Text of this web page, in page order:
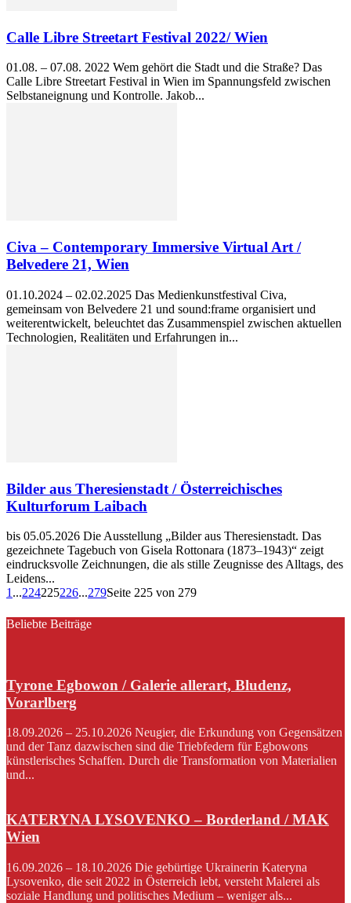
Calle Libre Streetart Festival 2022/ Wien
01.08. – 07.08. 2022 Wem gehört die Stadt und die Straße? Das
Calle Libre Streetart Festival in Wien im Spannungsfeld zwischen
Selbstaneignung und Kontrolle. Jakob...
Civa – Contemporary Immersive Virtual Art /
Belvedere 21, Wien
01.10.2024 – 02.02.2025 Das Medienkunstfestival Civa,
gemeinsam von Belvedere 21 und sound:frame organisiert und
weiterentwickelt, beleuchtet das Zusammenspiel zwischen aktuellen
Technologien, Realitäten und Erfahrungen in...
Bilder aus Theresienstadt / Österreichisches
Kulturforum Laibach
bis 05.05.2026 Die Ausstellung „Bilder aus Theresienstadt. Das
gezeichnete Tagebuch von Gisela Rottonara (1873–1943)“ zeigt
eindrucksvolle Zeichnungen, die als stille Zeugnisse des Alltags, des
Leidens...
1 ...224225226...279Seite 225 von 279
Beliebte Beiträge
Tyrone Egbowon / Galerie allerart, Bludenz,
Vorarlberg
18.09.2026 – 25.10.2026 Neugier, die Erkundung von Gegensätzen
und der Tanz dazwischen sind die Triebfedern für Egbowons
künstlerisches Schaffen. Durch die Transformation von Materialien
und...
KATERYNA LYSOVENKO – Borderland / MAK
Wien
16.09.2026 – 18.10.2026 Die gebürtige Ukrainerin Kateryna
Lysovenko, die seit 2022 in Österreich lebt, versteht Malerei als
soziale Handlung und politisches Medium – weniger als...